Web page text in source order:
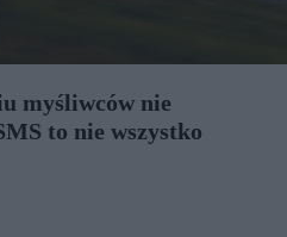
myśliwców nie
to nie wszystko